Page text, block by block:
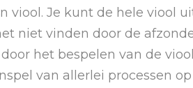
viool. Je kunt de hele viool
niet vinden door de
het bespelen van de
van allerlei processen